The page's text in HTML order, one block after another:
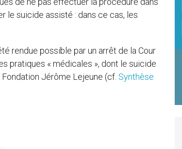
le suicide assisté : dans ce cas, les
rendue possible par un arrêt de la Cour
pratiques « médicales », dont le suicide
Jérôme Lejeune (cf. Synthèse